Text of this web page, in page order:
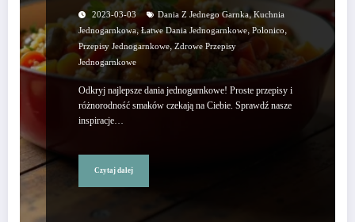
2023-03-03 Dania Z Jednego Garnka,Kuchnia
Jednogarnkowa,Łatwe Dania Jednogarnkowe, Polonico,
Przepisy Jednogarnkowe, Zdrowe Przepisy
Jednogarnkowe
Odkryj najlepsze dania jednogarnkowe! Proste przepisy i
różnorodność smaków czekają na Ciebie. Sprawdź nasze
inspiracje…
Czytaj dalej